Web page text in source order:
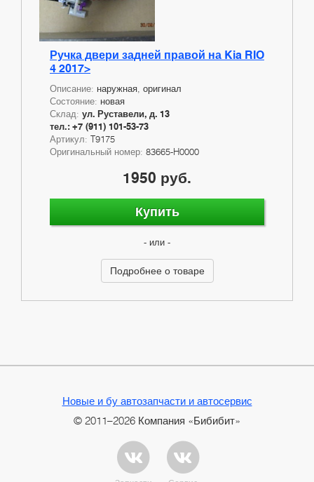
Ручка двери задней правой на Kia RIO
4 2017>
Описание: наружная, оригинал
Состояние: новая
Склад: ул. Руставели, д. 13
тел.: +7 (911) 101-53-73
Артикул: T9175
Оригинальный номер: 83665-H0000
1950 руб.
Купить
- или -
Подробнее о товаре
Новые и бу автозапчасти и автосервис
© 2011–2026 Компания «Бибибит»